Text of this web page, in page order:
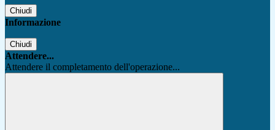
Chiudi
Informazione
Chiudi
Attendere...
Attendere il completamento dell'operazione...